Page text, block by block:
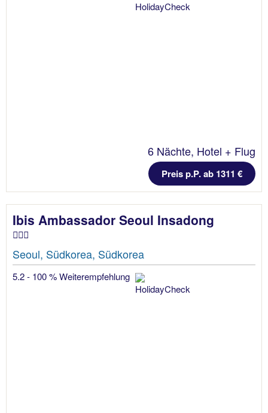
6 Nächte, Hotel + Flug
Preis p.P. ab 1311 €
Ibis Ambassador Seoul Insadong
Seoul, Südkorea, Südkorea
5.2 - 100 % Weiterempfehlung